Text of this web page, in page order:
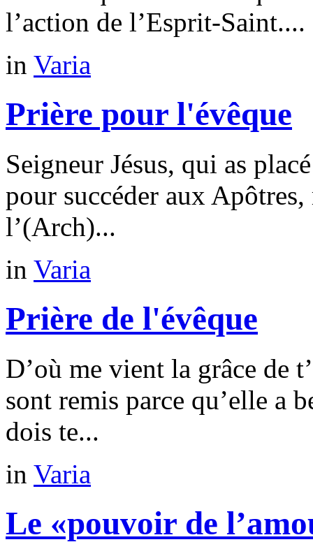
l’action de l’Esprit-Saint....
in Varia
Prière pour l'évêque
Seigneur Jésus, qui as
pour succéder aux
l’(Arch)...
in Varia
Prière de l'évêque
D’où me vient la grâce de
sont remis parce qu’elle a
dois te...
in Varia
Le «pouvoir de